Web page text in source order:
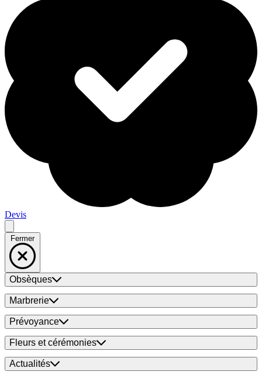
Devis
Fermer
Obsèques
Marbrerie
Prévoyance
Fleurs et cérémonies
Actualités